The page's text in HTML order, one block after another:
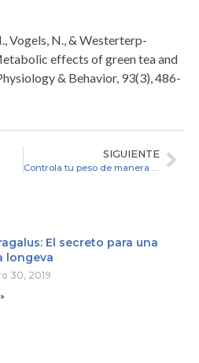
Vogels, N., & Westerterp-
effects of green tea and
& Behavior, 93(3), 486-
SIGUIENTE
El secreto para una
longeva
30, 2019